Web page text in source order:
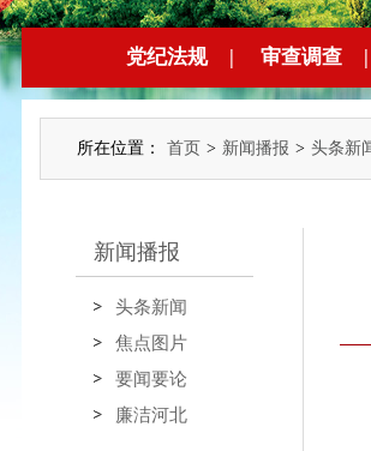
党纪法规 | 审查调查
所在位置： 首页 > 新闻播报 > 头条新
新闻播报
头条新闻
焦点图片
要闻要论
廉洁河北